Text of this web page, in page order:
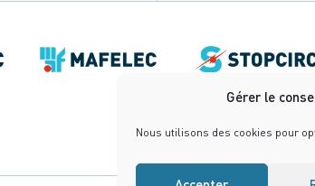
Gérer le
Nous utilisons des cookies pour